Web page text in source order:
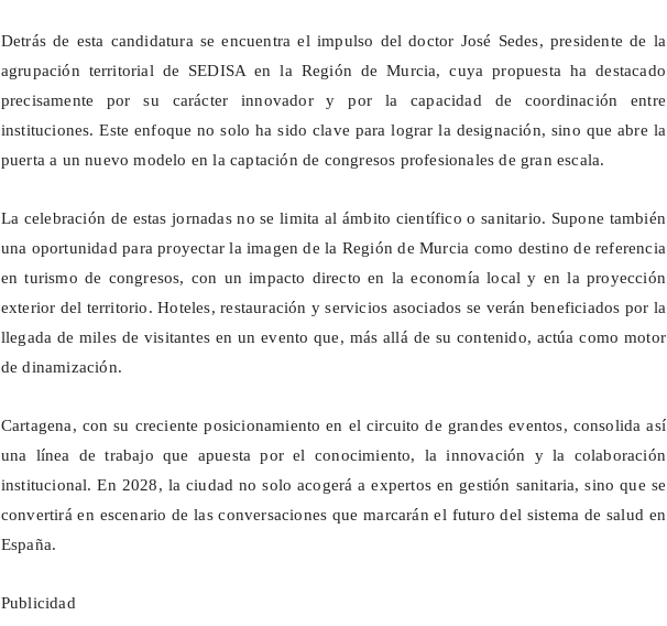
Detrás de esta candidatura se encuentra el impulso del doctor José Sedes, presidente de la
agrupación territorial de SEDISA en la Región de Murcia, cuya propuesta ha destacado
precisamente por su carácter innovador y por la capacidad de coordinación entre
instituciones. Este enfoque no solo ha sido clave para lograr la designación, sino que abre la
puerta a un nuevo modelo en la captación de congresos profesionales de gran escala.
La celebración de estas jornadas no se limita al ámbito científico o sanitario. Supone también
una oportunidad para proyectar la imagen de la Región de Murcia como destino de referencia
en turismo de congresos, con un impacto directo en la economía local y en la proyección
exterior del territorio. Hoteles, restauración y servicios asociados se verán beneficiados por la
llegada de miles de visitantes en un evento que, más allá de su contenido, actúa como motor
de dinamización.
Cartagena, con su creciente posicionamiento en el circuito de grandes eventos, consolida así
una línea de trabajo que apuesta por el conocimiento, la innovación y la colaboración
institucional. En 2028, la ciudad no solo acogerá a expertos en gestión sanitaria, sino que se
convertirá en escenario de las conversaciones que marcarán el futuro del sistema de salud en
España.
Publicidad